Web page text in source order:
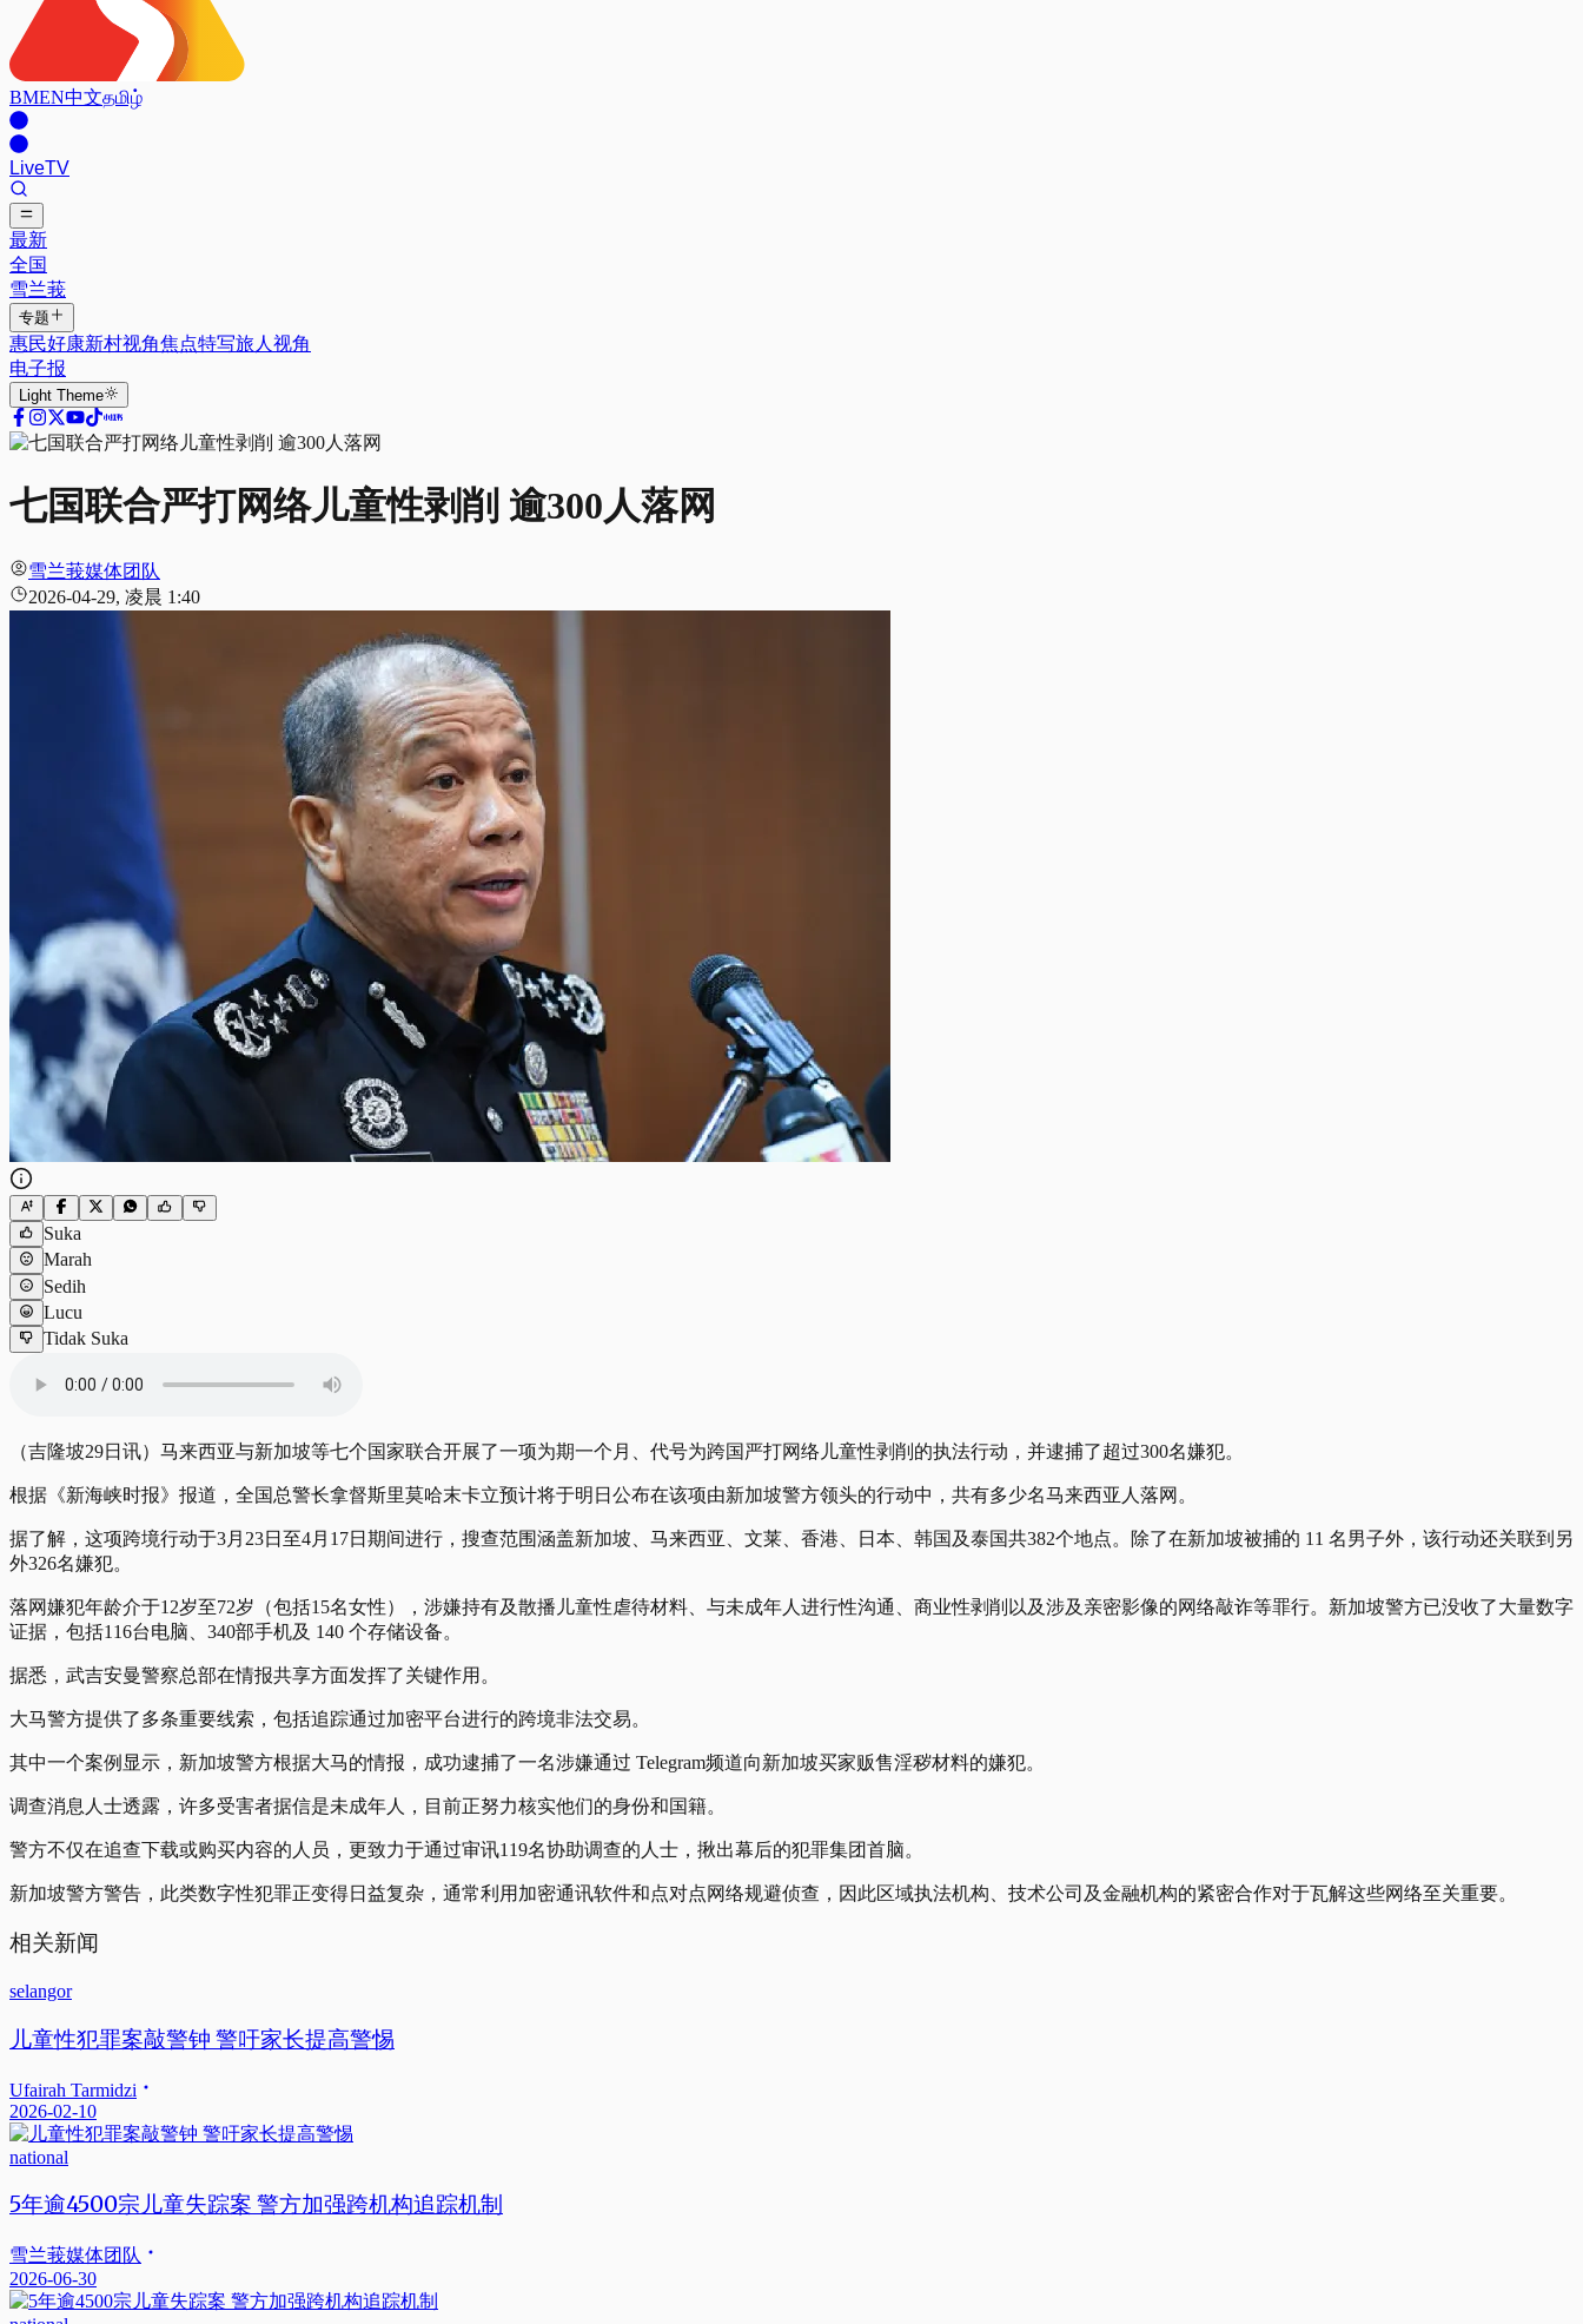
BMEN中文தமிழ்
LiveTV
最新
全国
雪兰莪
专题
惠民好康新村视角焦点特写旅人视角
电子报
Light Theme
七国联合严打网络儿童性剥削 逾300人落网
雪兰莪媒体团队
2026-04-29, 凌晨 1:40
Suka
Marah
Sedih
Lucu
Tidak Suka
（吉隆坡29日讯）马来西亚与新加坡等七个国家联合开展了一项为期一个月、代号为跨国严打网络儿童性剥削的执法行动，并逮捕了超过300名嫌犯。
根据《新海峡时报》报道，全国总警长拿督斯里莫哈末卡立预计将于明日公布在该项由新加坡警方领头的行动中，共有多少名马来西亚人落网。
据了解，这项跨境行动于3月23日至4月17日期间进行，搜查范围涵盖新加坡、马来西亚、文莱、香港、日本、韩国及泰国共382个地点。除了在新加坡被捕的 11 名男子外，该行动还关联到另
外326名嫌犯。
落网嫌犯年龄介于12岁至72岁（包括15名女性），涉嫌持有及散播儿童性虐待材料、与未成年人进行性沟通、商业性剥削以及涉及亲密影像的网络敲诈等罪行。新加坡警方已没收了大量数字
证据，包括116台电脑、340部手机及 140 个存储设备。
据悉，武吉安曼警察总部在情报共享方面发挥了关键作用。
大马警方提供了多条重要线索，包括追踪通过加密平台进行的跨境非法交易。
其中一个案例显示，新加坡警方根据大马的情报，成功逮捕了一名涉嫌通过 Telegram频道向新加坡买家贩售淫秽材料的嫌犯。
调查消息人士透露，许多受害者据信是未成年人，目前正努力核实他们的身份和国籍。
警方不仅在追查下载或购买内容的人员，更致力于通过审讯119名协助调查的人士，揪出幕后的犯罪集团首脑。
新加坡警方警告，此类数字性犯罪正变得日益复杂，通常利用加密通讯软件和点对点网络规避侦查，因此区域执法机构、技术公司及金融机构的紧密合作对于瓦解这些网络至关重要。
相关新闻
selangor
儿童性犯罪案敲警钟 警吁家长提高警惕
Ufairah Tarmidzi
2026-02-10
national
5年逾4500宗儿童失踪案 警方加强跨机构追踪机制
雪兰莪媒体团队
2026-06-30